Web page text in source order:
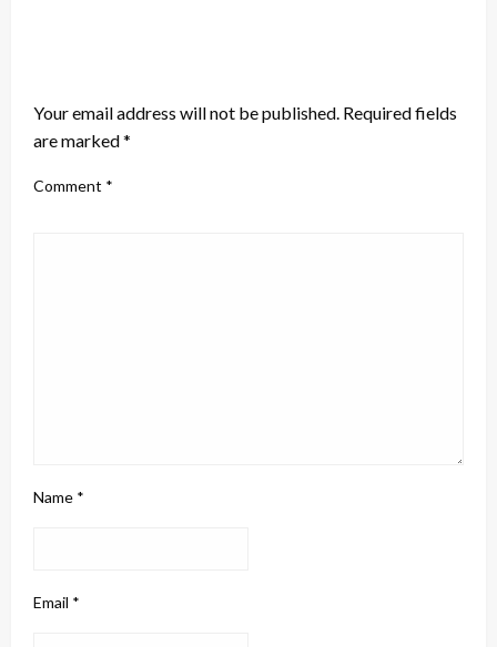
Your email address will not be published. Required fields
are marked*
Comment *
Name *
Email *